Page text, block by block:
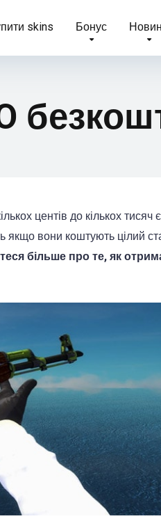
skins Бонус
центів до кількох тисяч
вони коштують цілий
більше про те, як